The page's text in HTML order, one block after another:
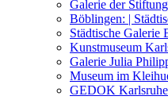
Galerie der
Böblingen: |
Städtische Galerie
Kunstmuseum
Galerie Julia
Museum im
GEDOK Karlsruhe